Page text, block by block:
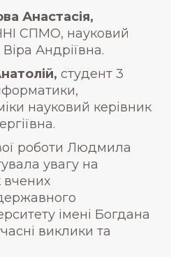
Анастасія,
СПМО, науковий
Андріївна.
студент 3
науковий керівник
роботи Людмила
увагу на
вчених
імені Богдана
виклики та